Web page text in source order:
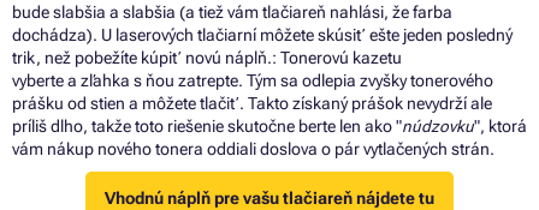
bude slabšia a slabšia (a tiež vám tlačiareň nahlási, žefarba
dochádza). U laserových tlačiarní môžete skúsiť ešte jeden posledný
trik, než pobežíte kúpiť novú náplň.: Tonerovú kazetu
vybertea zľahka s ňou zatrepte. Týmsa odlepia zvyšky tonerového
prášku od stien a môžete tlačiť. Takto získaný prášok nevydrží ale
príliš dlho, takže toto riešenie skutočne berte len ako "núdzovku", ktorá
vám nákup nového tonera oddiali doslova o pár vytlačených strán.
Vhodnú náplň pre vašu tlačiareň nájdete tu